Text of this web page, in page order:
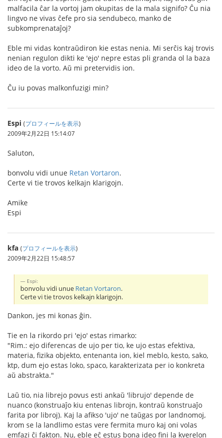
malfacila ĉar la vortoj jam okupitas de la mala signifo? Ĉu nia
lingvo ne vivas ĉefe pro sia sendubeco, manko de
subkomprenataĵoj?
Eble mi vidas kontraŭdiron kie estas nenia. Mi serĉis kaj trovis
nenian regulon dikti ke 'ejo' nepre estas pli granda ol la baza
ideo de la vorto. Aŭ mi pretervidis ion.
Ĉu iu povas malkonfuzigi min?
Espi (プロフィールを表示)
2009年2月22日 15:14:07
Saluton,
bonvolu vidi unue Retan Vortaron.
Certe vi tie trovos kelkajn klarigojn.
Amike
Espi
kfa (プロフィールを表示)
2009年2月22日 15:48:57
Espi:
bonvolu vidi unue Retan Vortaron.
Certe vi tie trovos kelkajn klarigojn.
Dankon, jes mi konas ĝin.
Tie en la rikordo pri 'ejo' estas rimarko:
"Rim.: ejo diferencas de ujo per tio, ke ujo estas efektiva,
materia, fizika objekto, entenanta ion, kiel meblo, kesto, sako,
ktp, dum ejo estas loko, spaco, karakterizata per io konkreta
aŭ abstrakta."
Laŭ tio, nia librejo povus esti ankaŭ 'librujo' depende de
nuanco (konstruaĵo kiu entenas librojn, kontraŭ konstruaĵo
farita por libroj). Kaj la afikso 'ujo' ne taŭgas por landnomoj,
krom se la landlimo estas vere fermita muro kaj oni volas
emfazi ĉi fakton. Nu, eble eĉ estus bona ideo fini la kverelon